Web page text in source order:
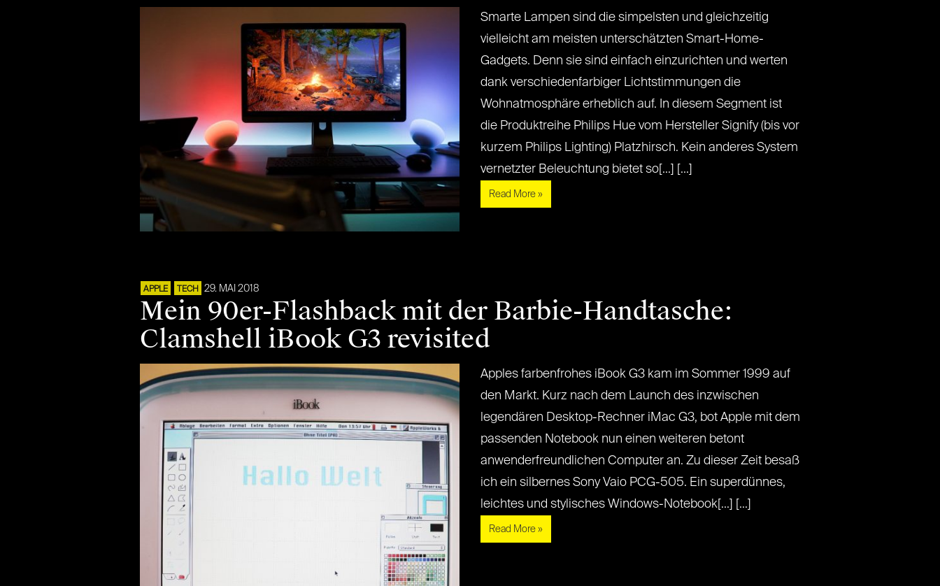
Smarte Lampen sind die simpelsten und gleichzeitig
vielleicht am meisten unterschätzten Smart-Home-
Gadgets. Denn sie sind einfach einzurichten und werten
dank verschiedenfarbiger Lichtstimmungen die
Wohnatmosphäre erheblich auf. In diesem Segment ist
die Produktreihe Philips Hue vom Hersteller Signify (bis vor
kurzem Philips Lighting) Platzhirsch. Kein anderes System
vernetzter Beleuchtung bietet so[...] [...]
Read More »
APPLE TECH 29. MAI 2018
Mein 90er-Flashback mit der Barbie-Handtasche:
Clamshell iBook G3 revisited
Apples farbenfrohes iBook G3 kam im Sommer 1999 auf
den Markt. Kurz nach dem Launch des inzwischen
legendären Desktop-Rechner iMac G3, bot Apple mit dem
passenden Notebook nun einen weiteren betont
anwenderfreundlichen Computer an. Zu dieser Zeit besaß
ich ein silbernes Sony Vaio PCG-505. Ein superdünnes,
leichtes und stylisches Windows-Notebook[...] [...]
Read More »